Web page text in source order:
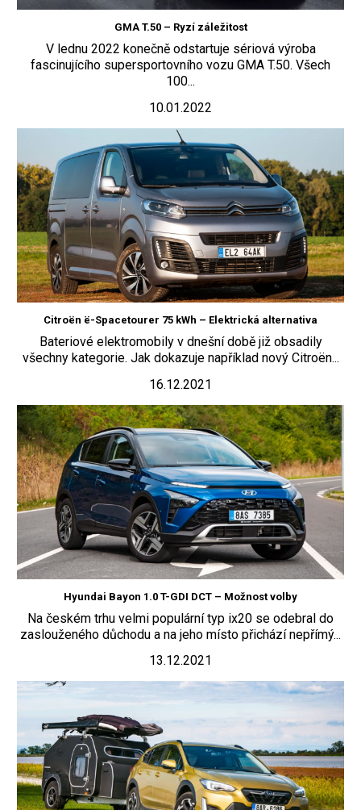
GMA T.50 – Ryzí záležitost
V lednu 2022 konečně odstartuje sériová výroba
fascinujícího supersportovního vozu GMA T.50. Všech
100...
10.01.2022
Citroën ë-Spacetourer 75 kWh – Elektrická alternativa
Bateriové elektromobily v dnešní době již obsadily
všechny kategorie. Jak dokazuje například nový Citroën...
16.12.2021
Hyundai Bayon 1.0 T-GDI DCT – Možnost volby
Na českém trhu velmi populární typ ix20 se odebral do
zaslouženého důchodu a na jeho místo přichází nepřímý...
13.12.2021